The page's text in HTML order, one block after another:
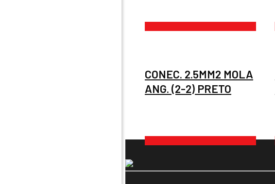
CONEC. 2.5MM2 MOLA
ANG. (2-2) PRETO